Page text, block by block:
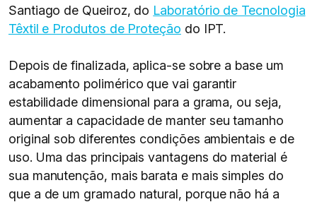
Santiago de Queiroz, do Laboratório de Tecnologia
Têxtil e Produtos de Proteção do IPT.
Depois de finalizada, aplica-se sobre a base um
acabamento polimérico que vai garantir
estabilidade dimensional para a grama, ou seja,
aumentar a capacidade de manter seu tamanho
original sob diferentes condições ambientais e de
uso. Uma das principais vantagens do material é
sua manutenção, mais barata e mais simples do
que a de um gramado natural, porque não há a